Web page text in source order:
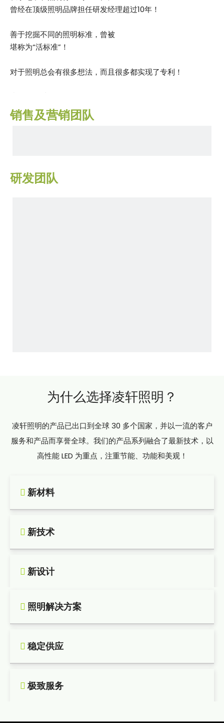
曾经在顶级照明品牌担任研发经理超过10年！
善于挖掘不同的照明标准，曾被
堪称为“活标准”！
对于照明总会有很多想法，而且很多都实现了专利！
的事情！
销售及营销团队
研发团队
为什么选择凌轩照明？
凌轩照明的产品已出口到全球 30 多个国家，并以一流的客户
服务和产品而享誉全球。我们的产品系列融合了最新技术，以
高性能 LED 为重点，注重节能、功能和美观！
 新材料
 新技术
 新设计
 照明解决方案
 稳定供应
 极致服务